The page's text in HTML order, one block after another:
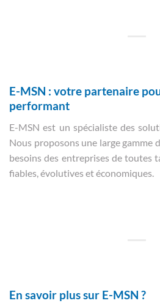
E-MSN : votre partenaire
performant
E-MSN est un spécialiste des
Nous proposons une large gamme
besoins des entreprises de toutes
fiables, évolutives et économiques.
En savoir plus sur E-MSN ?